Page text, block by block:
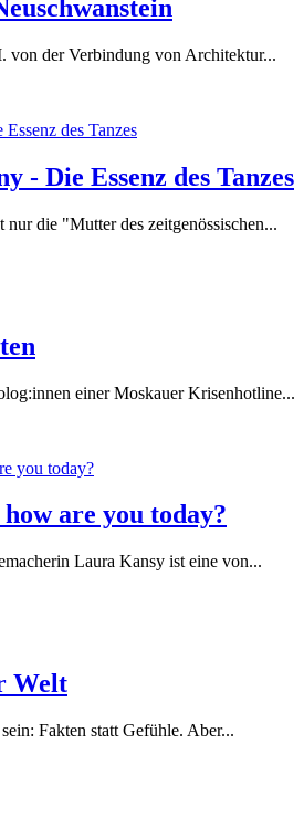
der Verbindung von Architektur...
- Die Essenz des Tanzes
die "Mutter des zeitgenössischen...
einer Moskauer Krisenhotline...
are you today?
Laura Kansy ist eine von...
Welt
Fakten statt Gefühle. Aber...